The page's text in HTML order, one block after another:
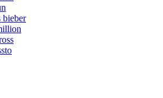
bieber